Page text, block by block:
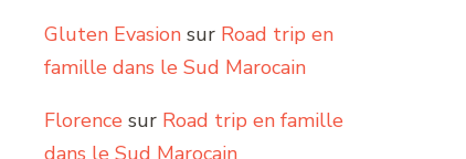
Gluten Evasion sur Road trip en
famille dans le Sud Marocain
Florence sur Road trip en famille
dans le Sud Marocain